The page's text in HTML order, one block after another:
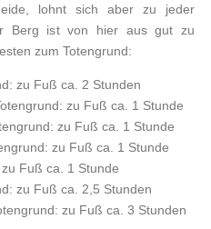
lohnt sich aber zu jeder
Berg ist von hier aus gut zu
zum Totengrund:
zu Fuß ca. 2 Stunden
zu Fuß ca. 1 Stunde
zu Fuß ca. 1 Stunde
zu Fuß ca. 1 Stunde
Fuß ca. 1 Stunde
zu Fuß ca. 2,5 Stunden
zu Fuß ca. 3 Stunden